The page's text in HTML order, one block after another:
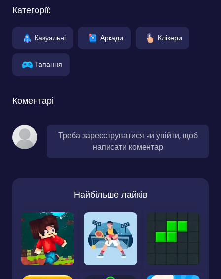
Категорії:
Казуальні Аркади Клікери
Тапання
Коментарі
Треба зареєструватися чи увійти, щоб
написати коментар
Найбільше лайків